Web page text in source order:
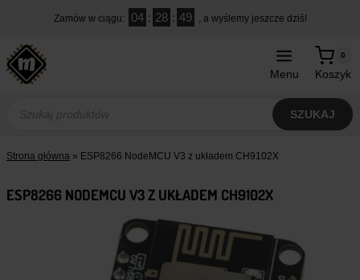
treści
Zamów w ciągu: 04 : 28 : 48 , a wyślemy jeszcze dziś!
Menu Koszyk
0
produktów
SZUKAJ
Strona główna » ESP8266 NodeMCU V3 z układem CH9102X
ESP8266 NODEMCU V3 Z UKŁADEM CH9102X